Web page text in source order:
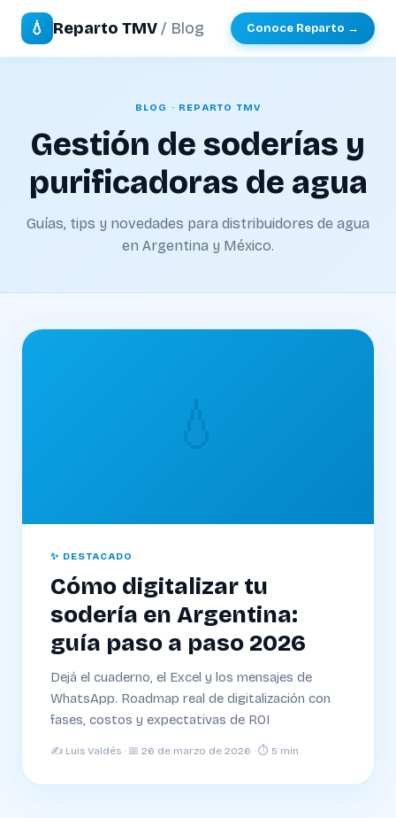
💧 Reparto TMV/ Blog Conoce Reparto →
BLOG · REPARTO TMV
Gestión de soderías y
purificadoras de agua
Guías, tips y novedades para distribuidores de agua
en Argentina y México.
✨ DESTACADO
Cómo digitalizar tu
sodería en Argentina:
guía paso a paso 2026
Dejá el cuaderno, el Excel y los mensajes de
WhatsApp. Roadmap real de digitalización con
fases, costos y expectativas de ROI
✍️ Luis Valdés · 📅 26 de marzo de 2026 · ⏱ 5 min